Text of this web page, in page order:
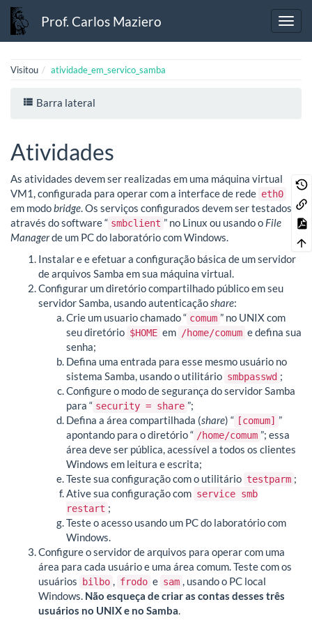
Prof. Carlos Maziero
Visitou atividade_em_servico_samba
Barra lateral
Atividades
As atividades devem ser realizadas em uma máquina virtual
VM1, configurada para operar com a interface de rede eth0
em modobridge. Os serviços configurados devem ser testados
através do software “ smbclient ” no Linux ou usando o File
Managerde um PC do laboratório com Windows.
Instalar e e efetuar a configuração básica de um servidor
de arquivos Samba em sua máquina virtual.
Configurar um diretório compartilhado público em seu
servidor Samba, usando autenticaçãoshare:
Crie um usuario chamado “ comum ” no UNIX com
seu diretório $HOME em /home/comum e defina sua
senha;
Defina uma entrada para esse mesmo usuário no
sistema Samba, usando o utilitário smbpasswd ;
Configure o modo de segurança do servidor Samba
para “ security = share ”;
Defina a área compartilhada (share) “ [comum] ”
apontando para o diretório “ /home/comum ”; essa
área deve ser pública, acessível a todos os clientes
Windows em leitura e escrita;
Teste sua configuração com o utilitário testparm ;
Ative sua configuração com service smb
restart ;
Teste o acesso usando um PC do laboratório com
Windows.
Configure o servidor de arquivos para operar com uma
área para cada usuário e uma área comum. Teste com os
usuários
bilbo , frodo e sam , usando o PC local
Windows. Não esqueça de criar as contas desses três
usuários no UNIX e no Samba.